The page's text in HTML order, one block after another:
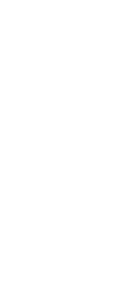
기억은 산산이 부
며, 완전한 스토리
럼에도 소설을 관